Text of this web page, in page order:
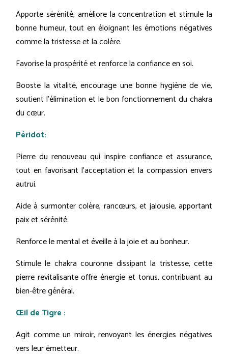
Apporte sérénité, améliore la concentration et stimule la
bonne humeur, tout en éloignant les émotions négatives
comme la tristesse et la colère.
Favorise la prospérité et renforce la confiance en soi.
Booste la vitalité, encourage une bonne hygiène de vie,
soutient l’élimination et le bon fonctionnement du chakra
du cœur.
Péridot:
Pierre du renouveau qui inspire confiance et assurance,
tout en favorisant l'acceptation et la compassion envers
autrui.
Aide à surmonter colère, rancœurs, et jalousie, apportant
paix et sérénité.
Renforce le mental et éveille à la joie et au bonheur.
Stimule le chakra couronne dissipant la tristesse, cette
pierre revitalisante offre énergie et tonus, contribuant au
bien-être général.
Œil de Tigre :
Agit comme un miroir, renvoyant les énergies négatives
vers leur émetteur.